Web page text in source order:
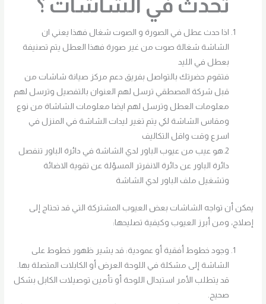
تحدث في الشاشات ؟
اذا حدث عطل في الصورة و الصوت شغال فهذا يعني ان
الشاشة شغالة صوت من غير صورة فهذا العطل يتم تصنيفة
بعطل في الليد
فتقوم حضرتك بالتواصل بفريق دعم مركز صيانة شاشات من
قبل شركة المصطقي ترسل لهم العنوان بالتفصيل وترسل لهم
معلومات العطل وترسل لهم ايضا معلومات الشاشاة من نوع
ومقاس الشاشة لكي يتم تغير ليدات الشاشة في المنزل في
اسرع وقت واقل التكاليف
2.هو عيب من عيوب الباور لدي الشاشة في دائرة الباور تنفصل
دائرة الباور عن دائرة الانفرتر المسؤلة عن تقوية الاضائة
وتشغيل ملف الباور لدي الشاشة
يمكن أن تواجه الشاشات بعض العيوب المشتركة التي قد تحتاج إلى
إصلاح، ومن أبرز العيوب وكيفية تصليحها:
وجود خطوط أفقية أو عمودية: قد يشير ظهور خطوط على
الشاشة إلى مشكلة في اللوحة العرض أو الكابلات المتصلة بها.
قد يتطلب الأمر استبدال اللوحة أو تأمين توصيلات الكابل بشكل
صحيح.